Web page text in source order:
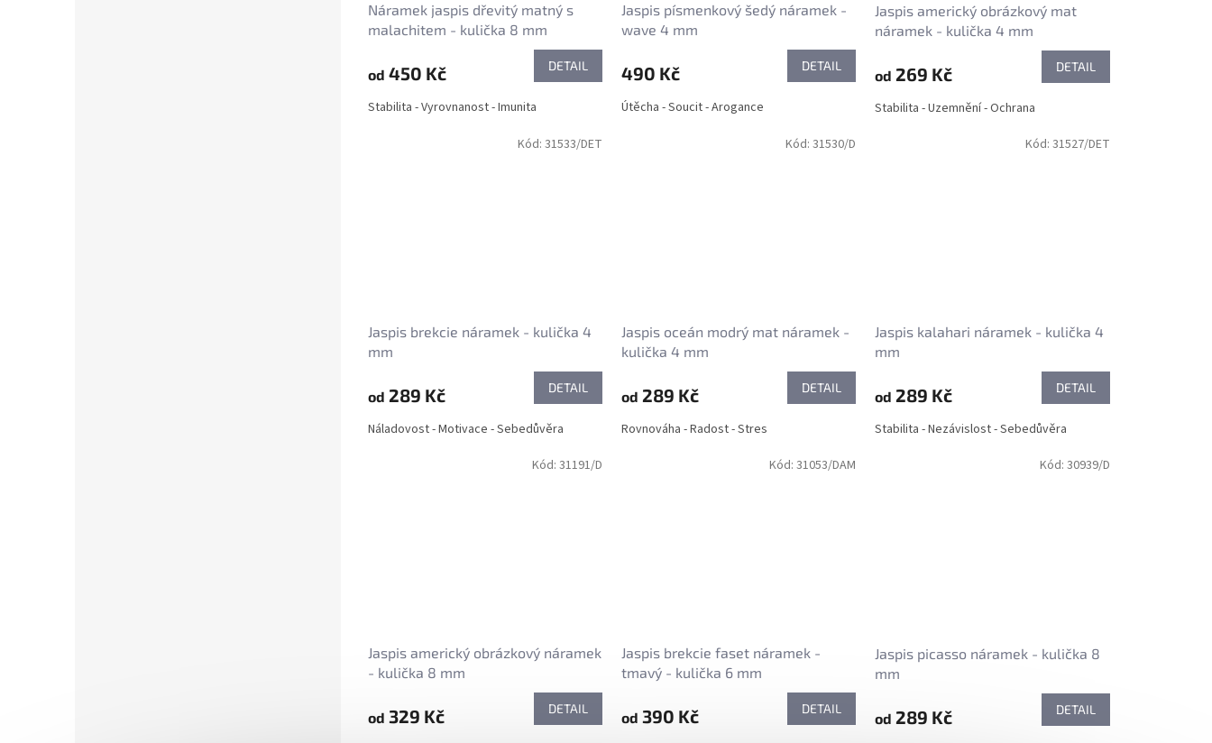
Náramek jaspis dřevitý matný s
malachitem - kulička 8 mm
od 450 Kč DETAIL
Stabilita - Vyrovnanost - Imunita
Jaspis písmenkový šedý náramek -
wave 4 mm
490 Kč DETAIL
Útěcha - Soucit - Arogance
Jaspis americký obrázkový mat
náramek - kulička 4 mm
od 269 Kč DETAIL
Stabilita - Uzemnění - Ochrana
Jaspis brekcie náramek - kulička 4
mm
od 289 Kč DETAIL
Náladovost - Motivace - Sebedůvěra
Kód: 31533/DET
Jaspis oceán modrý mat náramek -
kulička 4 mm
od 289 Kč DETAIL
Rovnováha - Radost - Stres
Kód: 31530/D
Jaspis kalahari náramek - kulička 4
mm
od 289 Kč DETAIL
Stabilita - Nezávislost - Sebedůvěra
Kód: 31527/DET
Jaspis americký obrázkový náramek
- kulička 8 mm
od 329 Kč DETAIL
Kód: 31191/D
Jaspis brekcie faset náramek -
tmavý - kulička 6 mm
od 390 Kč DETAIL
Kód: 31053/DAM
Jaspis picasso náramek - kulička 8
mm
od 289 Kč DETAIL
Kód: 30939/D